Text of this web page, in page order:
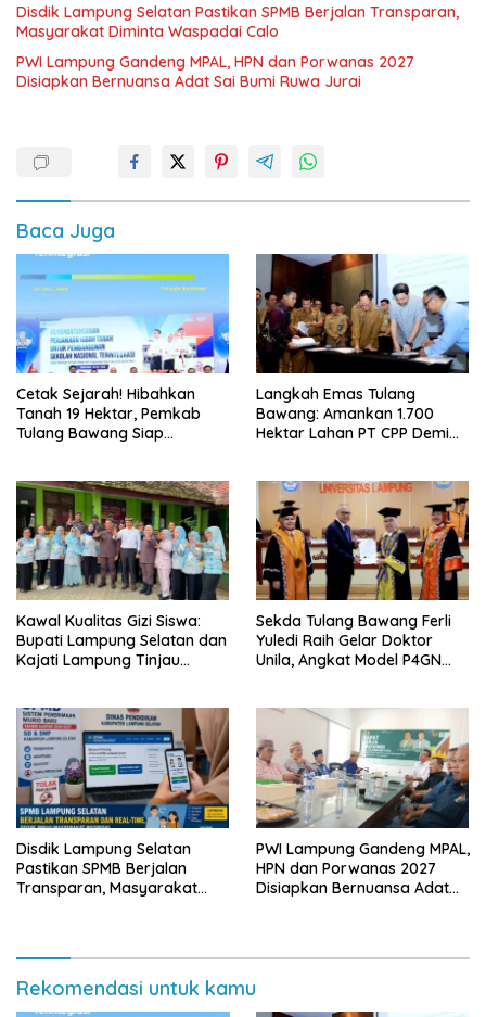
Disdik Lampung Selatan Pastikan SPMB Berjalan Transparan,
Masyarakat Diminta Waspadai Calo
PWI Lampung Gandeng MPAL, HPN dan Porwanas 2027
Disiapkan Bernuansa Adat Sai Bumi Ruwa Jurai
Baca Juga
Cetak Sejarah! Hibahkan
Tanah 19 Hektar, Pemkab
Tulang Bawang Siap
Lampung
Langkah Emas Tulang
Bawang: Amankan 1.700
Hektar Lahan PT CPP Demi
Kawal Kualitas Gizi Siswa:
Bupati Lampung Selatan dan
Kajati Lampung Tinjau
Sekda Tulang Bawang Ferli
Yuledi Raih Gelar Doktor
Unila, Angkat Model P4GN
Disdik Lampung Selatan
Pastikan SPMB Berjalan
Transparan, Masyarakat
PWI Lampung Gandeng MPAL,
HPN dan Porwanas 2027
Disiapkan Bernuansa Adat
Rekomendasi untuk kamu